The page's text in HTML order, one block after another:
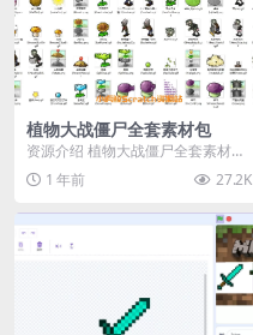
植物大战僵尸全套素材包
资源介绍 植物大战僵尸全套素材
包，包含227个丰富多样的素材，
涵盖角色、背景、动...
1 年前 27.2K